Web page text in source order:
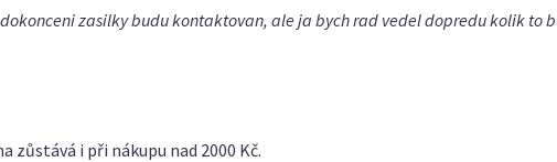
zasilky budu kontaktovan, ale ja bych rad vedel dopredu kolik to
zůstává i při nákupu nad 2000 Kč.